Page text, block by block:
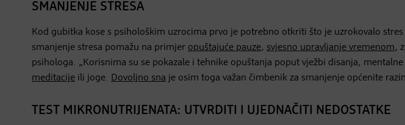
SMANJENJE STRESA
Kod gubitka kose s psihološkim uzrocima prvo je potrebno otkriti što je uzrokovalo
smanjenje stresa pomažu na primjer opuštajuće pauze, svjesno upravljanje vremenom,
psihologa. „Korisnima su se pokazale i tehnike opuštanja poput vježbi disanja,
meditacije ili joge. Dovoljno sna je osim toga važan čimbenik za smanjenje općenite
TEST MIKRONUTRIJENATA: UTVRDITI I UJEDNAČITI NEDOSTATKE